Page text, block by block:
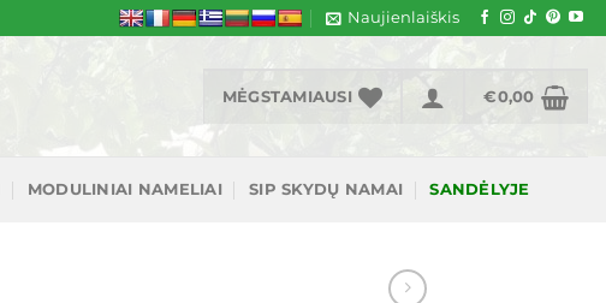
Naujienlaiškis
MĖGSTAMIAUSI €0,00
MODULINIAI NAMELIAI SIP SKYDŲ NAMAI SANDĖLYJE